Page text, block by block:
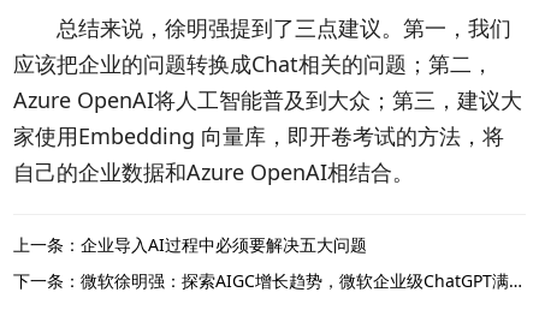
总结来说，徐明强提到了三点建议。第一，我们
应该把企业的问题转换成Chat相关的问题；第二，
Azure OpenAI将人工智能普及到大众；第三，建议大
家使用Embedding 向量库，即开卷考试的方法，将
自己的企业数据和Azure OpenAI相结合。
上一条：企业导入AI过程中必须要解决五大问题
下一条：微软徐明强：探索AIGC增长趋势，微软企业级ChatGPT满足五大应用场景